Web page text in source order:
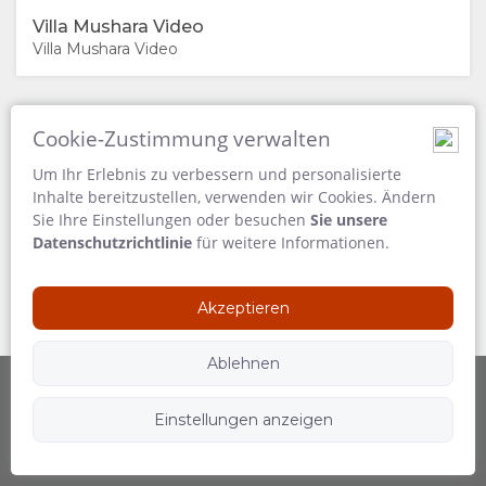
DOKUMENTE
VIDEOS
VIDEOS
HERUNTERLADEN
GENIESSEN
AKTIVITÄTEN
RESTAURANT
LANDKARTE
ORT
WEGBESCHREIBUNGEN
KONTAKT
Villa Mushara Video
Villa Mushara Video
Folgen Sie uns
Cookie-Zustimmung verwalten
Um Ihr Erlebnis zu verbessern und personalisierte
Inhalte bereitzustellen, verwenden wir Cookies. Ändern
Sie Ihre Einstellungen oder besuchen Sie unsere
Datenschutzrichtlinie für weitere Informationen.
Akzeptieren
Ablehnen
Einstellungen anzeigen